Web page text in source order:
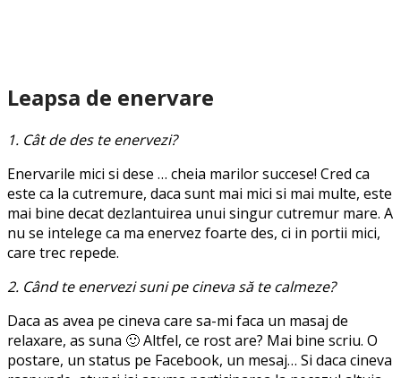
Leapsa de enervare
1. Cât de des te enervezi?
Enervarile mici si dese … cheia marilor succese! Cred ca
este ca la cutremure, daca sunt mai mici si mai multe, este
mai bine decat dezlantuirea unui singur cutremur mare. A
nu se intelege ca ma enervez foarte des, ci in portii mici,
care trec repede.
2. Când te enervezi suni pe cineva să te calmeze?
Daca as avea pe cineva care sa-mi faca un masaj de
relaxare, as suna 🙂 Altfel, ce rost are? Mai bine scriu. O
postare, un status pe Facebook, un mesaj… Si daca cineva